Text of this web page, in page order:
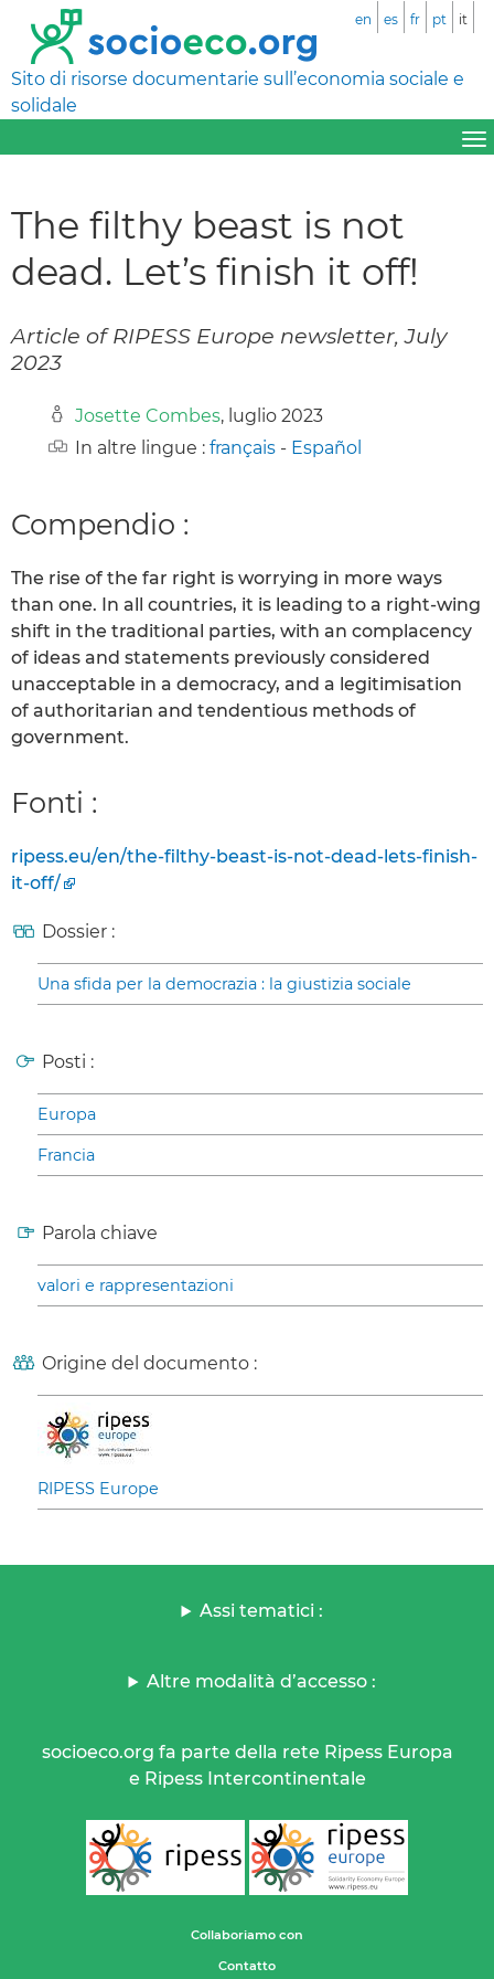
Sito di risorse documentarie sull’economia sociale e
solidale
en es fr pt it
The filthy beast is not
dead. Let’s finish it off!
Article of RIPESS Europe newsletter, July
2023
Josette Combes, luglio 2023
In altre lingue : français - Español
Compendio :
The rise of the far right is worrying in more ways
than one. In all countries, it is leading to a right-wing
shift in the traditional parties, with an complacency
of ideas and statements previously considered
unacceptable in a democracy, and a legitimisation
of authoritarian and tendentious methods of
government.
Fonti :
ripess.eu/en/the-filthy-beast-is-not-dead-lets-finish-
it-off/
Dossier :
Una sfida per la democrazia : la giustizia sociale
Posti :
Europa
Francia
Parola chiave
valori e rappresentazioni
Origine del documento :
RIPESS Europe
Assi tematici :
Altre modalità d’accesso :
socioeco.org fa parte della rete Ripess Europa
e Ripess Intercontinentale
Collaboriamo con
Contatto